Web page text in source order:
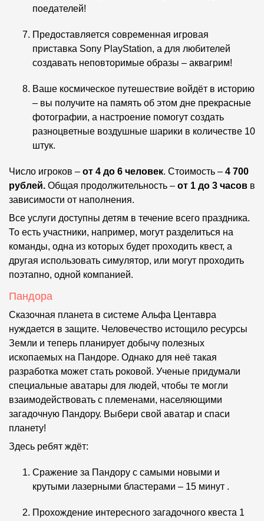
поедателей!
Предоставляется современная игровая
приставка Sony PlayStation, а для любителей
создавать неповторимые образы – аквагрим!
Ваше космическое путешествие войдёт в историю
– вы получите на память об этом дне прекрасные
фотографии, а настроение помогут создать
разноцветные воздушные шарики в количестве 10
штук.
Число игроков – от 4 до 6 человек. Стоимость – 4 700
рублей. Общая продолжительность – от 1 до 3 часов в
зависимости от наполнения.
Все услуги доступны детям в течение всего праздника.
То есть участники, например, могут разделиться на
команды, одна из которых будет проходить квест, а
другая использовать симулятор, или могут проходить
поэтапно, одной компанией.
Пандора
Сказочная планета в системе Альфа Центавра
нуждается в защите. Человечество истощило ресурсы
Земли и теперь планирует добычу полезных
ископаемых на Пандоре. Однако для неё такая
разработка может стать роковой. Ученые придумали
специальные аватары для людей, чтобы те могли
взаимодействовать с племенами, населяющими
загадочную Пандору. Выбери свой аватар и спаси
планету!
Здесь ребят ждёт:
Сражение за Пандору с самыми новыми и
крутыми лазерными бластерами – 15 минут .
Прохождение интересного загадочного квеста 1